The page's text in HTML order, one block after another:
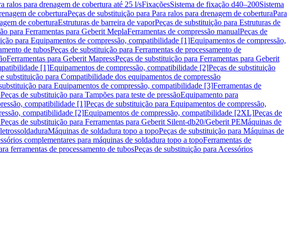
ralos para drenagem de cobertura até 25 l/sFixaçõesSistema de fixação d40–200Sistema
de coberturaPeças de substituição para Para ralos para drenagem de coberturaPara
de coberturaEstruturas de barreira de vaporPeças de substituição para Estruturas de
para Ferramentas para Geberit MeplaFerramentas de compressão manualPeças de
para Equipamentos de compressão, compatibilidade [1]Equipamentos de compressão,
de tubosPeças de substituição para Ferramentas de processamento de
Ferramentas para Geberit MapressPeças de substituição para Ferramentas para Geberit
[1]Equipamentos de compressão, compatibilidade [2]Peças de substituição
substituição para Compatibilidade dos equipamentos de compressão
para Equipamentos de compressão, compatibilidade [3]Ferramentas de
Peças de substituição para Tampões para teste de pressãoEquipamento para
compatibilidade [1]Peças de substituição para Equipamentos de compressão,
compatibilidade [2]Equipamentos de compressão, compatibilidade [2XL]Peças de
Peças de substituição para Ferramentas para Geberit Silent-db20/Geberit PEMáquinas de
Máquinas de soldadura topo a topoPeças de substituição para Máquinas de
complementares para máquinas de soldadura topo a topoFerramentas de
ferramentas de processamento de tubosPeças de substituição para Acessórios